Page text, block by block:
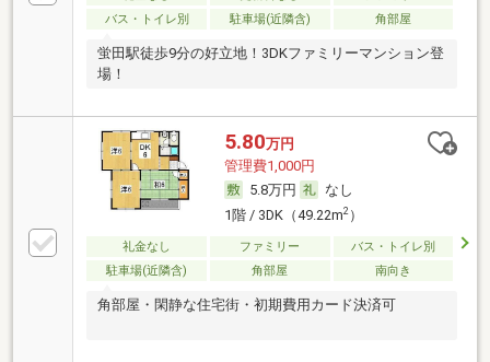
バス・トイレ別
駐車場(近隣含) 角部屋
蛍田駅徒歩9分の好立地！3DKファミリーマンション登
場！
5.80万円
管理費1,000円
5.8万円
なし
1階 / 3DK（49.22m2）
礼金なし ファミリー
バス・トイレ別
駐車場(近隣含)
角部屋 南向き
角部屋・閑静な住宅街・初期費用カード決済可